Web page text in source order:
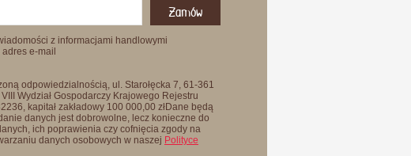
Zamów
z informacjami handlowymi
e-mail
odpowiedzialnością, ul. Starołęcka 7, 61-361
Wydział Gospodarczy Krajowego Rejestru
kapitał zakładowy 100 000,00 złDane będą
danych jest dobrowolne, lecz konieczne do
ich poprawienia czy cofnięcia zgody na
danych osobowych w naszej Polityce